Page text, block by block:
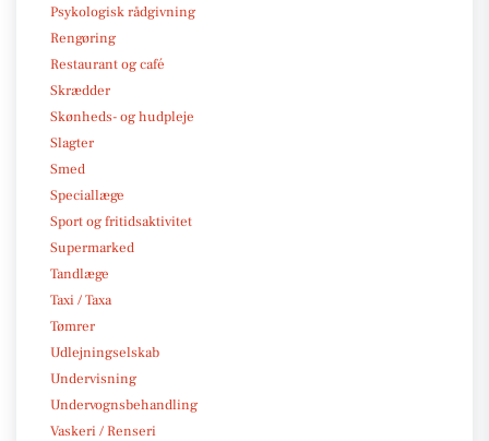
Psykologisk rådgivning
Rengøring
Restaurant og café
Skrædder
Skønheds- og hudpleje
Slagter
Smed
Speciallæge
Sport og fritidsaktivitet
Supermarked
Tandlæge
Taxi / Taxa
Tømrer
Udlejningselskab
Undervisning
Undervognsbehandling
Vaskeri / Renseri